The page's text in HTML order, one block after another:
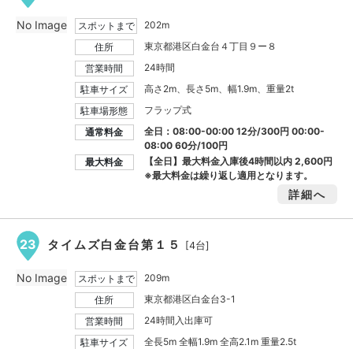
スポットまで
202m
住所
東京都港区白金台４丁目９ー８
営業時間
24時間
駐車サイズ
高さ2m、長さ5m、幅1.9m、重量2t
駐車場形態
フラップ式
通常料金
全日：08:00-00:00 12分/300円 00:00-
08:00 60分/100円
最大料金
【全日】最大料金入庫後4時間以内2,600円
※最大料金は繰り返し適用となります。
詳細へ
No Image
23 タイムズ白金台第１５ [4台]
スポットまで
209m
住所
東京都港区白金台3-1
営業時間
24時間入出庫可
駐車サイズ
全長5m 全幅1.9m 全高2.1m 重量2.5t
No Image